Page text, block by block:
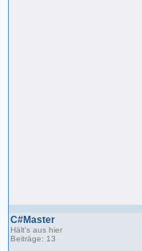
C#Master
Hält's aus hier
Beiträge: 13